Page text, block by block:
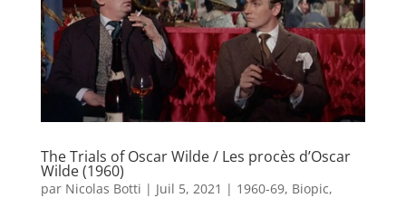
The Trials of Oscar Wilde / Les procès d’Oscar
Wilde (1960)
par Nicolas Botti | Juil 5, 2021 | 1960-69, Biopic,